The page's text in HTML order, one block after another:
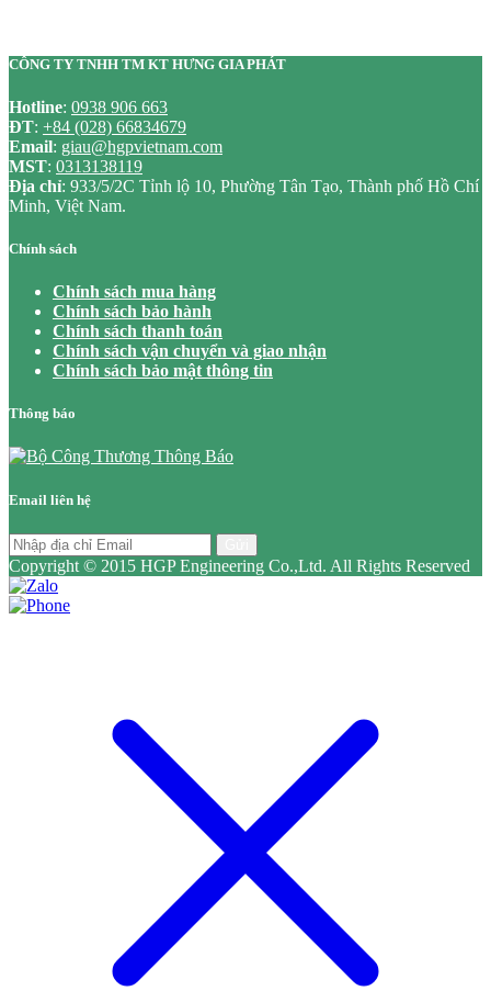
CÔNG TY TNHH TM KT HƯNG GIA PHÁT
Hotline: 0938 906 663
ĐT: +84 (028) 66834679
Email: giau@hgpvietnam.com
MST: 0313138119
Địa chỉ: 933/5/2C Tỉnh lộ 10, Phường Tân Tạo, Thành phố Hồ Chí
Minh, Việt Nam.
Chính sách
Chính sách mua hàng
Chính sách bảo hành
Chính sách thanh toán
Chính sách vận chuyển và giao nhận
Chính sách bảo mật thông tin
Thông báo
Email liên hệ
Copyright © 2015 HGP Engineering Co.,Ltd. All Rights Reserved